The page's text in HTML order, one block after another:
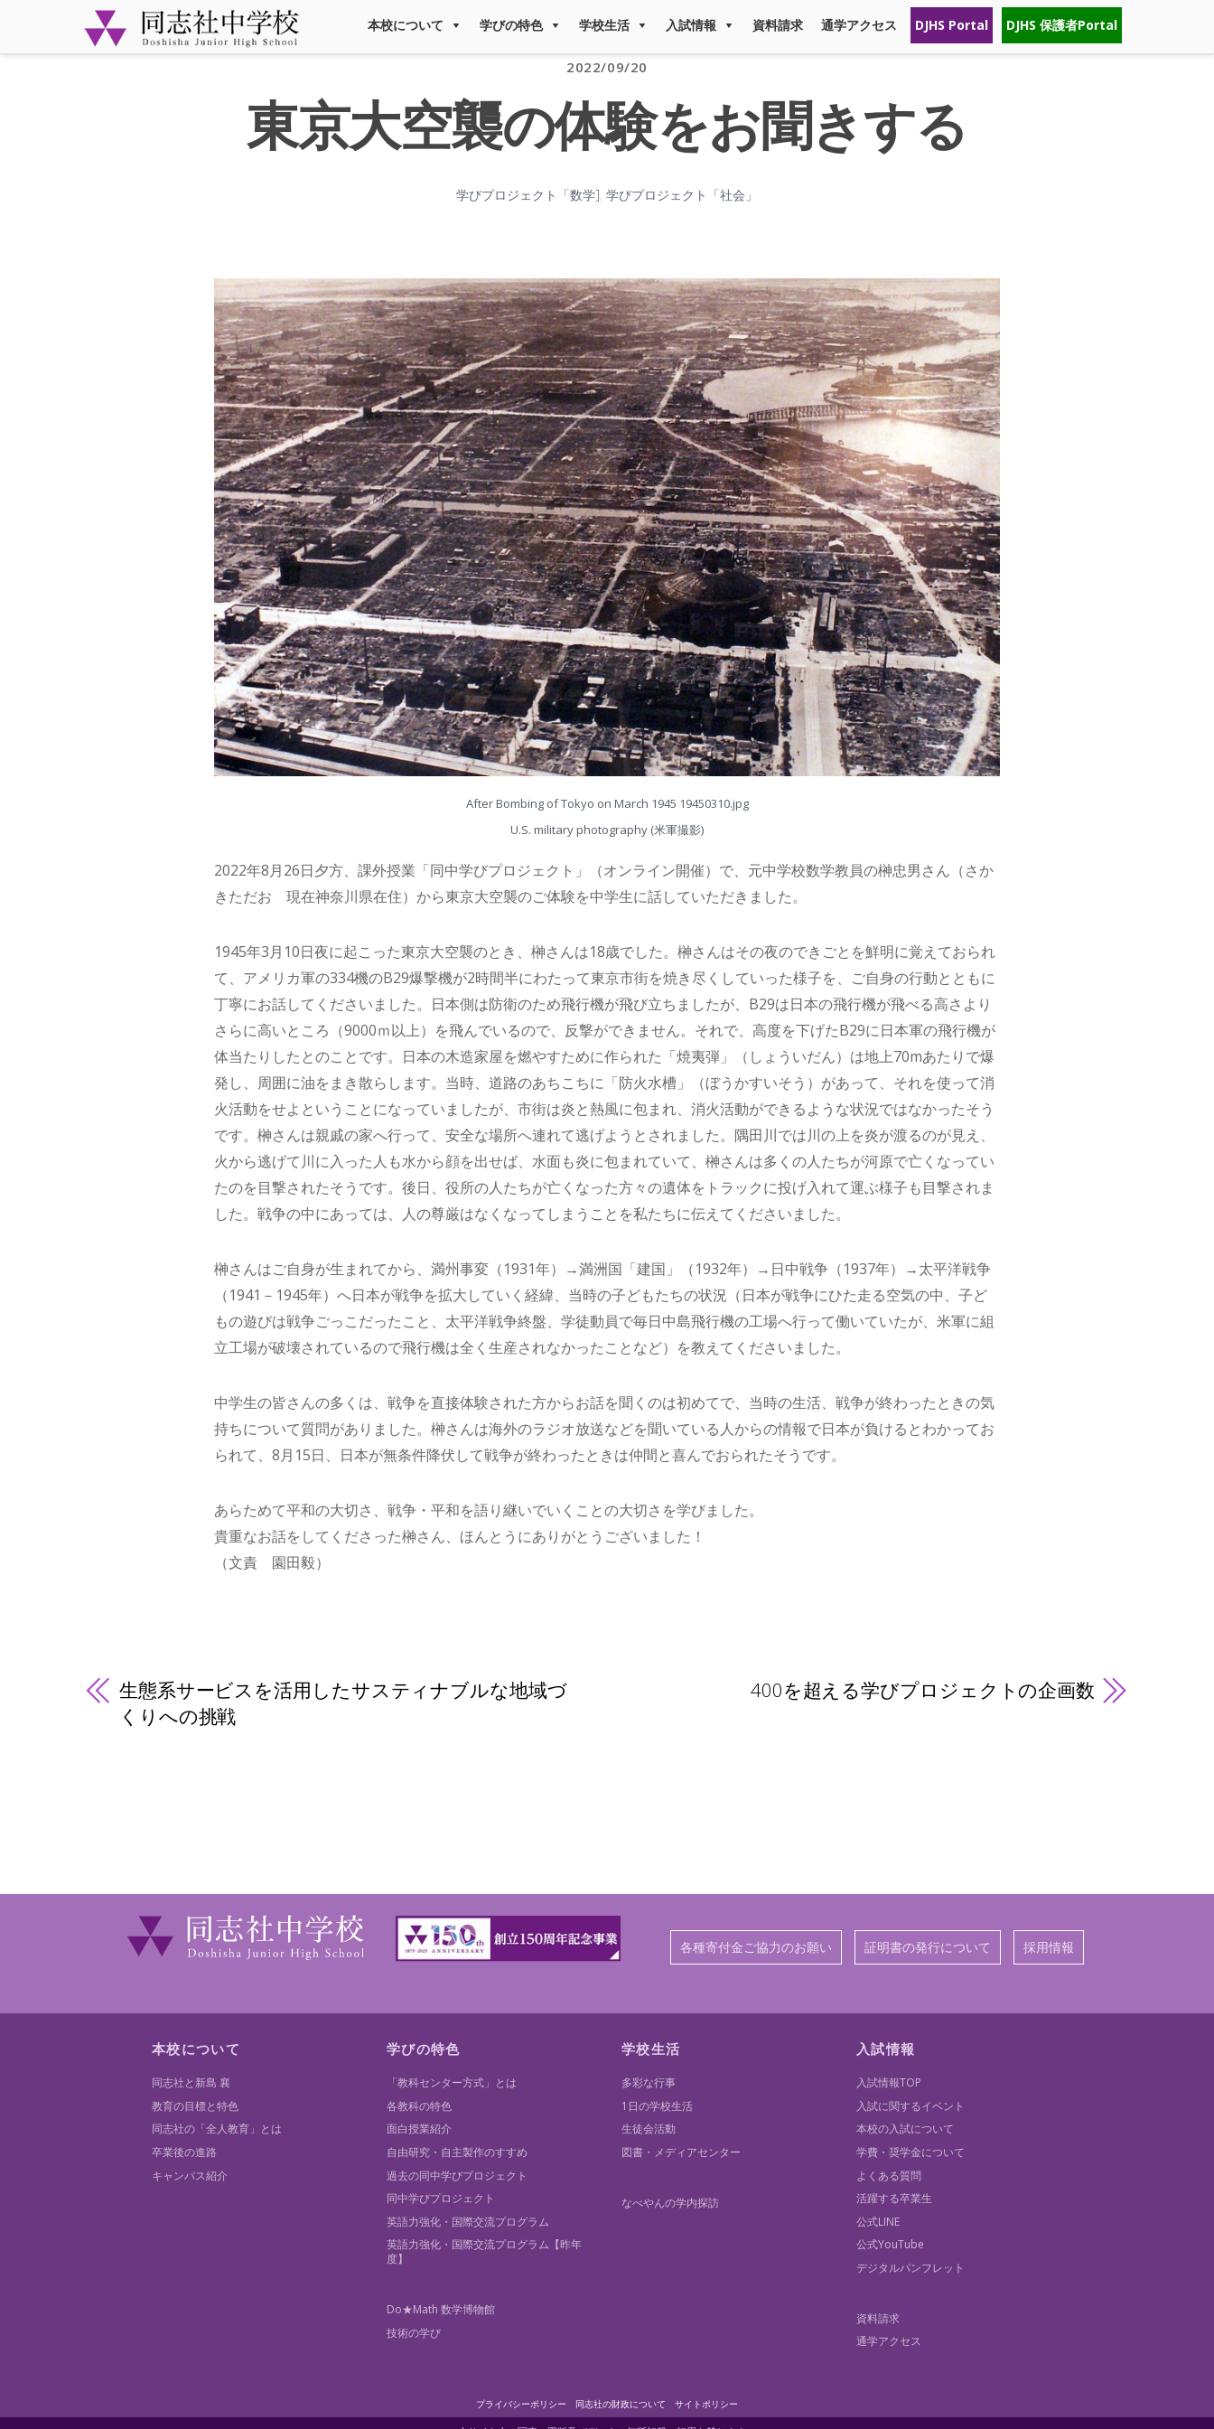
本校について 学びの特色 学校生活 入試情報 資料請求 通学アクセス DJHS Portal DJHS 保護者Portal
2022/09/20
東京大空襲の体験をお聞きする
学びプロジェクト「数学] 学びプロジェクト「社会」
After Bombing of Tokyo on March 1945 19450310.jpg
U.S. military photography (米軍撮影)
2022年8月26日夕方、課外授業「同中学びプロジェクト」（オンライン開催）で、元中学校数学教員の榊忠男さん（さか
きただお 現在神奈川県在住）から東京大空襲のご体験を中学生に話していただきました。
1945年3月10日夜に起こった東京大空襲のとき、榊さんは18歳でした。榊さんはその夜のできごとを鮮明に覚えておられ
て、アメリカ軍の334機のB29爆撃機が2時間半にわたって東京市街を焼き尽くしていった様子を、ご自身の行動とともに
丁寧にお話してくださいました。日本側は防衛のため飛行機が飛び立ちましたが、B29は日本の飛行機が飛べる高さより
さらに高いところ（9000ｍ以上）を飛んでいるので、反撃ができません。それで、高度を下げたB29に日本軍の飛行機が
体当たりしたとのことです。日本の木造家屋を燃やすために作られた「焼夷弾」（しょういだん）は地上70mあたりで爆
発し、周囲に油をまき散らします。当時、道路のあちこちに「防火水槽」（ぼうかすいそう）があって、それを使って消
火活動をせよということになっていましたが、市街は炎と熱風に包まれ、消火活動ができるような状況ではなかったそう
です。榊さんは親戚の家へ行って、安全な場所へ連れて逃げようとされました。隅田川では川の上を炎が渡るのが見え、
火から逃げて川に入った人も水から顔を出せば、水面も炎に包まれていて、榊さんは多くの人たちが河原で亡くなってい
たのを目撃されたそうです。後日、役所の人たちが亡くなった方々の遺体をトラックに投げ入れて運ぶ様子も目撃されま
した。戦争の中にあっては、人の尊厳はなくなってしまうことを私たちに伝えてくださいました。
榊さんはご自身が生まれてから、満州事変（1931年）→満洲国「建国」（1932年）→日中戦争（1937年）→太平洋戦争
（1941－1945年）へ日本が戦争を拡大していく経緯、当時の子どもたちの状況（日本が戦争にひた走る空気の中、子ど
もの遊びは戦争ごっこだったこと、太平洋戦争終盤、学徒動員で毎日中島飛行機の工場へ行って働いていたが、米軍に組
立工場が破壊されているので飛行機は全く生産されなかったことなど）を教えてくださいました。
中学生の皆さんの多くは、戦争を直接体験された方からお話を聞くのは初めてで、当時の生活、戦争が終わったときの気
持ちについて質問がありました。榊さんは海外のラジオ放送などを聞いている人からの情報で日本が負けるとわかってお
られて、8月15日、日本が無条件降伏して戦争が終わったときは仲間と喜んでおられたそうです。
あらためて平和の大切さ、戦争・平和を語り継いでいくことの大切さを学びました。
貴重なお話をしてくださった榊さん、ほんとうにありがとうございました！
（文責 園田毅）
生態系サービスを活用したサスティナブルな地域づ
くりへの挑戦
400を超える学びプロジェクトの企画数
各種寄付金ご協力のお願い 証明書の発行について 採用情報
本校について
同志社と新島 襄
教育の目標と特色
同志社の「全人教育」とは
卒業後の進路
キャンパス紹介
学びの特色
「教科センター方式」とは
各教科の特色
面白授業紹介
自由研究・自主製作のすすめ
過去の同中学びプロジェクト
同中学びプロジェクト
英語力強化・国際交流プログラム
英語力強化・国際交流プログラム【昨年
度】
Do★Math 数学博物館
技術の学び
学校生活
多彩な行事
1日の学校生活
生徒会活動
図書・メディアセンター
なべやんの学内探訪
入試情報
入試情報TOP
入試に関するイベント
本校の入試について
学費・奨学金について
よくある質問
活躍する卒業生
公式LINE
公式YouTube
デジタルパンフレット
資料請求
通学アクセス
プライバシーポリシー 同志社の財政について サイトポリシー